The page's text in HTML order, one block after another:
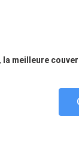
, la meilleure